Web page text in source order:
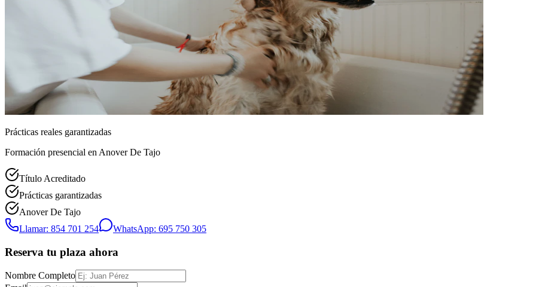
Prácticas reales garantizadas
Formación presencial en Anover De Tajo
Título Acreditado
Prácticas garantizadas
Anover De Tajo
Llamar: 854 701 254
WhatsApp: 695 750 305
Reserva tu plaza ahora
Nombre Completo